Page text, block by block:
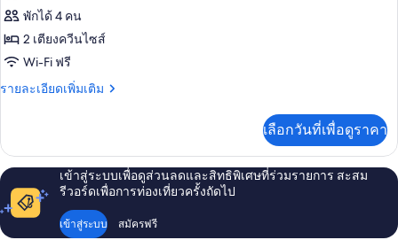
ทั้งหมด
ของ
RESORT
ROOM
Queen
Beds
พักได้ 4 คน
2 เตียงควีนไซส์
Wi-Fi ฟรี
รายละเอียดเพิ่มเติม
ราย
เกี่ยว
กับ
RESORT
ROOM
-
Two
เลือกวันที่เพื่อดูราคา
เข้าสู่ระบบเพื่อดูส่วนลดและสิทธิพิเศษที่ร่วมรายการ สะสม
รีวอร์ดเพื่อการท่องเที่ยวครั้งถัดไป
เข้าสู่ระบบ สมัครฟรี